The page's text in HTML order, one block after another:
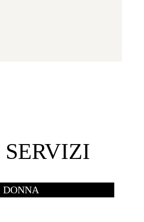
DONNA